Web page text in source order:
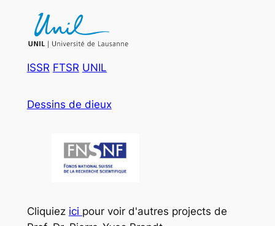
ISSR FTSR UNIL
Dessins de dieux
Cliquiez ici pour voir d'autres projects de